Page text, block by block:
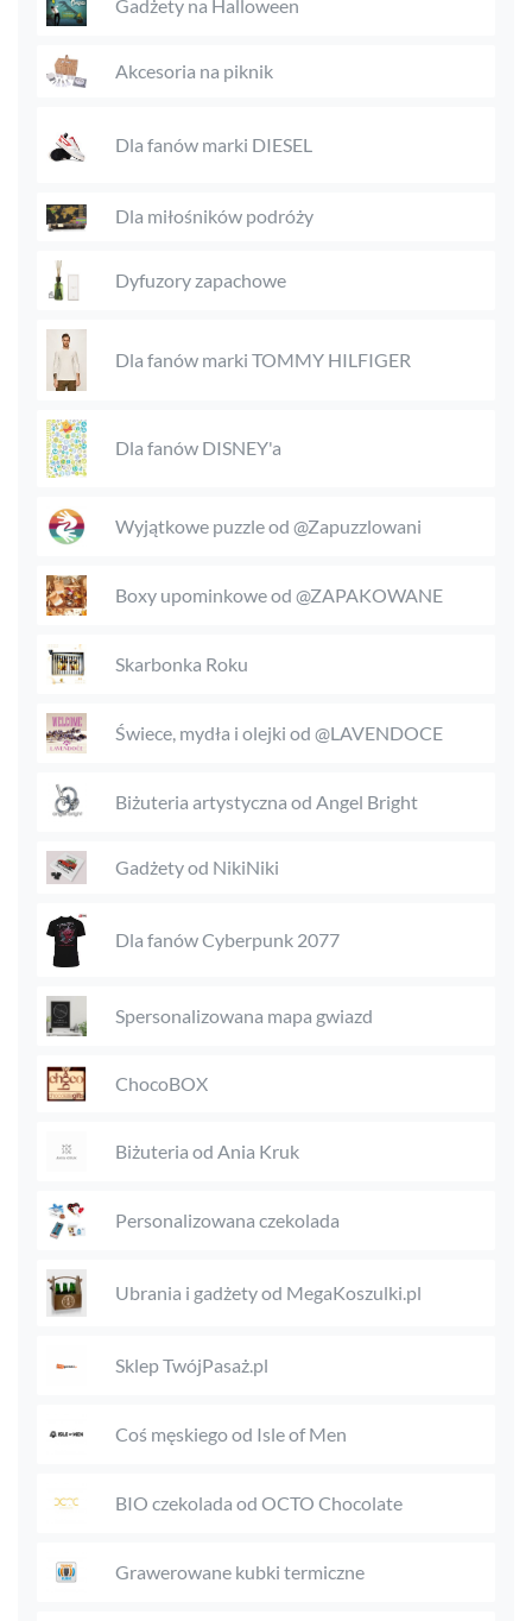
Gadżety na Halloween
Akcesoria na piknik
Dla fanów marki DIESEL
Dla miłośników podróży
Dyfuzory zapachowe
Dla fanów marki TOMMY HILFIGER
Dla fanów DISNEY'a
Wyjątkowe puzzle od @Zapuzzlowani
Boxy upominkowe od @ZAPAKOWANE
Skarbonka Roku
Świece, mydła i olejki od @LAVENDOCE
Biżuteria artystyczna od Angel Bright
Gadżety od NikiNiki
Dla fanów Cyberpunk 2077
Spersonalizowana mapa gwiazd
ChocoBOX
Biżuteria od Ania Kruk
Personalizowana czekolada
Ubrania i gadżety od MegaKoszulki.pl
Sklep TwójPasaż.pl
Coś męskiego od Isle of Men
BIO czekolada od OCTO Chocolate
Grawerowane kubki termiczne